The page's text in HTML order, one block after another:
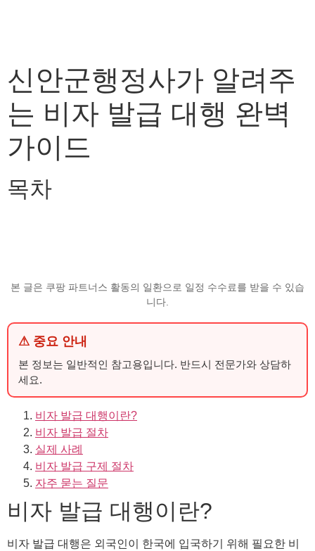
신안군행정사가 알려주
는 비자 발급 대행 완벽
가이드
목차
본 글은 쿠팡 파트너스 활동의 일환으로 일정 수수료를 받을 수 있습
니다.
⚠ 중요 안내
본 정보는 일반적인 참고용입니다. 반드시 전문가와 상담하
세요.
비자 발급 대행이란?
비자 발급 절차
실제 사례
비자 발급 구제 절차
자주 묻는 질문
비자 발급 대행이란?
비자 발급 대행은 외국인이 한국에 입국하기 위해 필요한 비